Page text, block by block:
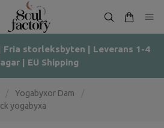
storleksbyten | Leverans 1-4
| EU Shipping
Yogabyxor Dam
yogabyxa